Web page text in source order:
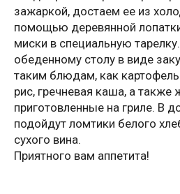
зажаркой, достаем ее из
помощью деревянной
миски в специальную
обеденному столу в виде
таким блюдам, как
рис, гречневая каша, а
приготовленные на гриле. В
подойдут ломтики белого
сухого вина.
Приятного вам аппетита!